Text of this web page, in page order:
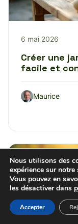
6 mai 2026
Créer une
facile et
Maurice
PETITS
Nous utilisons des
expérience sur notre
Vous pouvez en
les désactiver dans
Accepter